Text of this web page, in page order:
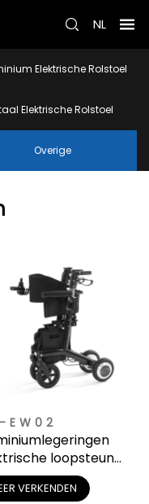
NL
Elektrische Rolstoel
Elektrische Rolstoel
Overige
EW02
loopsteun
dagelijks gebruik
VERKENDEN